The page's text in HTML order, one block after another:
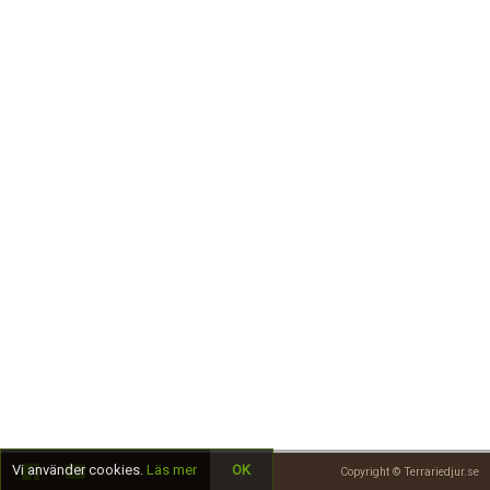
Copyright © Terrariedjur.se
Vi använder cookies. Läs mer OK